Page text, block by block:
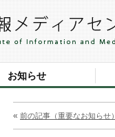
お知らせ
« 前の記事（重要なお知らせ）